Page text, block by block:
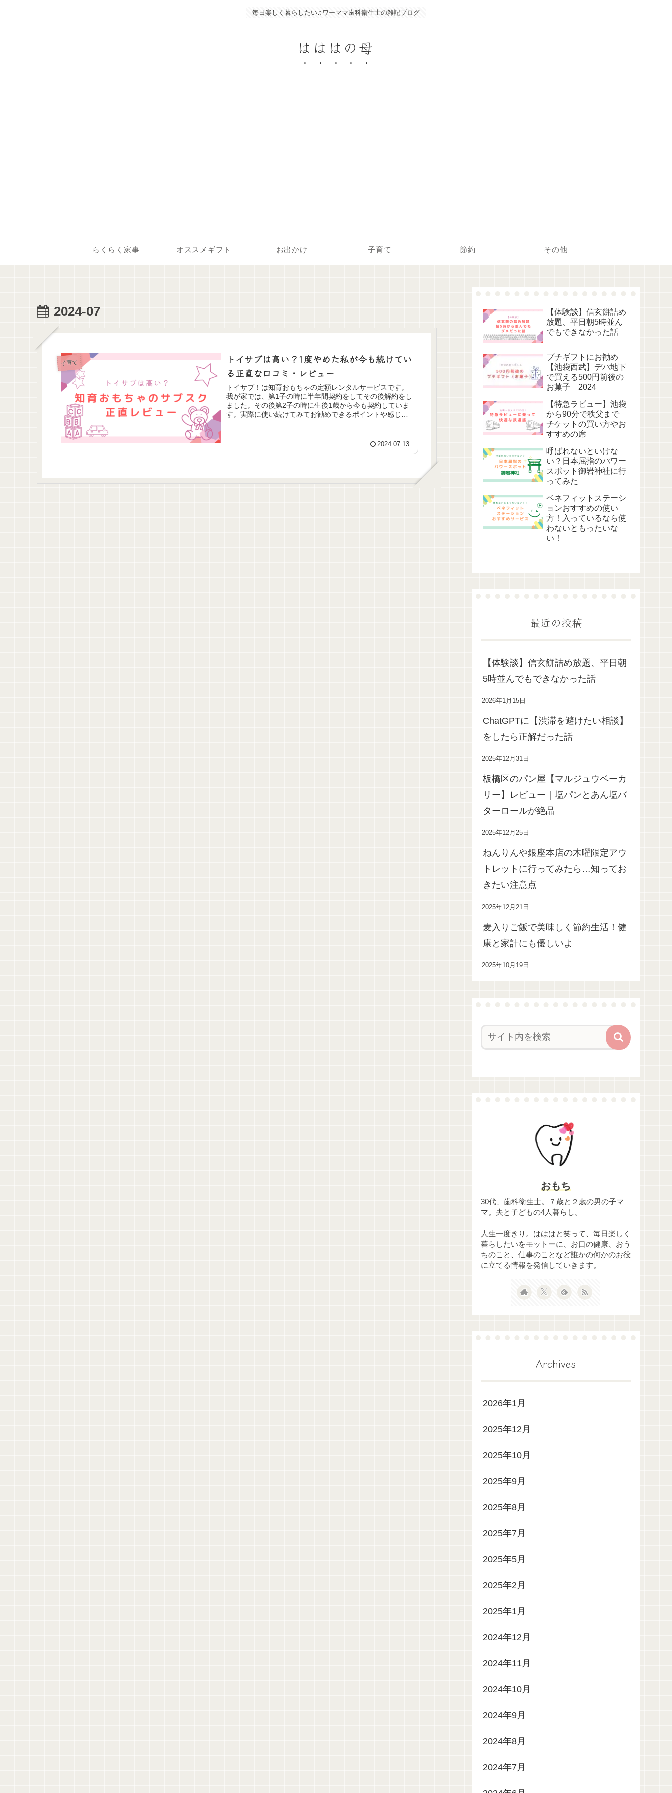
毎日楽しく暮らしたい♫ワーママ歯科衛生士の雑記ブログ
はははの母
らくらく家事 オススメギフト お出かけ 子育て 節約 その他
2024-07
子育て
トイサブは高い？1度やめた私が今も続けてい
る正直な口コミ・レビュー
トイサブ！は知育おもちゃの定額レンタルサービスです。
我が家では、第1子の時に半年間契約をしてその後解約をし
ました。その後第2子の時に生後1歳から今も契約していま
す。実際に使い続けてみてお勧めできるポイントや感じる
2024.07.13
【体験談】信玄餅詰め
放題、平日朝5時並ん
でもできなかった話
プチギフトにお勧め
【池袋西武】デパ地下
で買える500円前後の
お菓子 2024
【特急ラビュー】池袋
から90分で秩父まで
チケットの買い方やお
すすめの席
呼ばれないといけな
い？日本屈指のパワー
スポット御岩神社に行
ってみた
ベネフィットステーシ
ョンおすすめの使い
方！入っているなら使
わないともったいな
い！
最近の投稿
【体験談】信玄餅詰め放題、平日朝
5時並んでもできなかった話
2026年1月15日
ChatGPTに【渋滞を避けたい相談】
をしたら正解だった話
2025年12月31日
板橋区のパン屋【マルジュウベーカ
リー】レビュー｜塩パンとあん塩バ
ターロールが絶品
2025年12月25日
ねんりんや銀座本店の木曜限定アウ
トレットに行ってみたら…知ってお
きたい注意点
2025年12月21日
麦入りご飯で美味しく節約生活！健
康と家計にも優しいよ
2025年10月19日
おもち
30代、歯科衛生士。７歳と２歳の男の子マ
マ。夫と子どもの4人暮らし。
人生一度きり。はははと笑って、毎日楽しく
暮らしたいをモットーに、お口の健康、おう
ちのこと、仕事のことなど誰かの何かのお役
に立てる情報を発信していきます。
Archives
2026年1月
2025年12月
2025年10月
2025年9月
2025年8月
2025年7月
2025年5月
2025年2月
2025年1月
2024年12月
2024年11月
2024年10月
2024年9月
2024年8月
2024年7月